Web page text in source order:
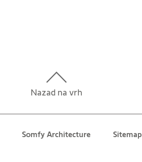
Nazad na vrh
Somfy Architecture Sitemap